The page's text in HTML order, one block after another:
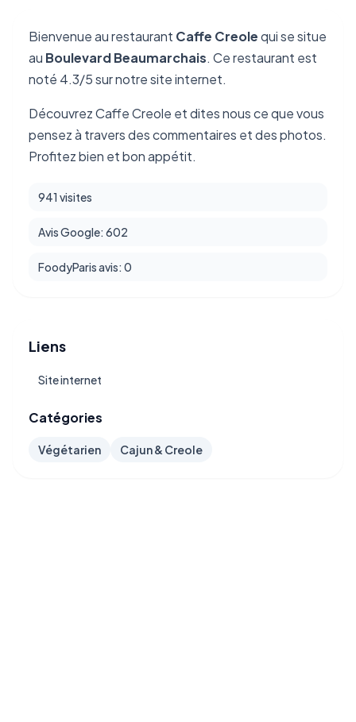
Bienvenue au restaurant Caffe Creolequi se situe
au Boulevard Beaumarchais. Ce restaurant est
noté 4.3/5 sur notre site internet.
Découvrez Caffe Creole et dites nous ce que vous
pensez à travers des commentaires et des photos.
Profitez bien et bon appétit.
941 visites
Avis Google: 602
FoodyParis avis: 0
Liens
Site internet
Catégories
Végétarien Cajun & Creole